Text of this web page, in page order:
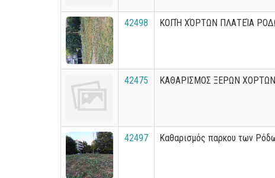
42498 ΚΟΠΉ ΧΌΡΤΩΝ ΠΛΑΤΕΊΑ
42475 ΚΑΘΑΡΙΣΜΟΣ ΞΕΡΩΝ
42497 Καθαρισμός παρκου των